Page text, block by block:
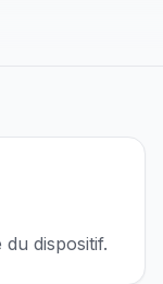
dispositif.